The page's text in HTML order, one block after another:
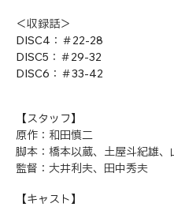
＜収録話＞
DISC4：＃22-28
DISC5：＃29-32
DISC6：＃33-42
【スタッフ】
原作：和田慎二
脚本：橋本以蔵、土屋斗紀雄、
監督：大井利夫、田中秀夫
【キャスト】